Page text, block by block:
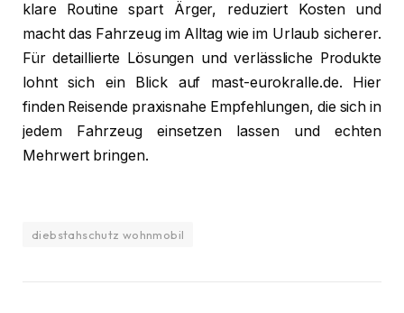
klare Routine spart Ärger, reduziert Kosten und
macht das Fahrzeug im Alltag wie im Urlaub sicherer.
Für detaillierte Lösungen und verlässliche Produkte
lohnt sich ein Blick auf mast-eurokralle.de. Hier
finden Reisende praxisnahe Empfehlungen, die sich in
jedem Fahrzeug einsetzen lassen und echten
Mehrwert bringen.
diebstahschutz wohnmobil